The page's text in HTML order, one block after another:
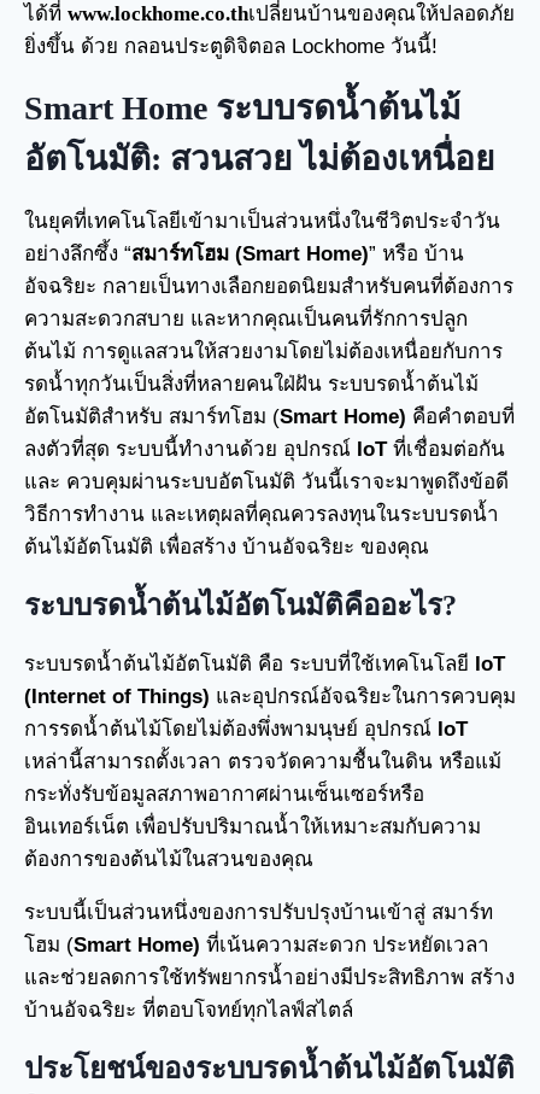
ได้ที่ www.lockhome.co.thเปลี่ยนบ้านของคุณให้ปลอดภัย
ยิ่งขึ้น ด้วย กลอนประตูดิจิตอล Lockhome วันนี้!
Smart Home ระบบรดน้ำต้นไม้
อัตโนมัติ: สวนสวย ไม่ต้องเหนื่อย
ในยุคที่เทคโนโลยีเข้ามาเป็นส่วนหนึ่งในชีวิตประจำวัน
อย่างลึกซึ้ง “สมาร์ทโฮม (Smart Home)” หรือ บ้าน
อัจฉริยะ กลายเป็นทางเลือกยอดนิยมสำหรับคนที่ต้องการ
ความสะดวกสบาย และหากคุณเป็นคนที่รักการปลูก
ต้นไม้ การดูแลสวนให้สวยงามโดยไม่ต้องเหนื่อยกับการ
รดน้ำทุกวันเป็นสิ่งที่หลายคนใฝ่ฝัน ระบบรดน้ำต้นไม้
อัตโนมัติสำหรับ สมาร์ทโฮม (Smart Home) คือคำตอบที่
ลงตัวที่สุด ระบบนี้ทำงานด้วย อุปกรณ์ IoTที่เชื่อมต่อกัน
และ ควบคุมผ่านระบบอัตโนมัติ วันนี้เราจะมาพูดถึงข้อดี
วิธีการทำงาน และเหตุผลที่คุณควรลงทุนในระบบรดน้ำ
ต้นไม้อัตโนมัติ เพื่อสร้าง บ้านอัจฉริยะ ของคุณ
ระบบรดน้ำต้นไม้อัตโนมัติคืออะไร?
ระบบรดน้ำต้นไม้อัตโนมัติ คือ ระบบที่ใช้เทคโนโลยี IoT
(Internet of Things) และอุปกรณ์อัจฉริยะในการควบคุม
การรดน้ำต้นไม้โดยไม่ต้องพึ่งพามนุษย์ อุปกรณ์ IoT
เหล่านี้สามารถตั้งเวลา ตรวจวัดความชื้นในดิน หรือแม้
กระทั่งรับข้อมูลสภาพอากาศผ่านเซ็นเซอร์หรือ
อินเทอร์เน็ต เพื่อปรับปริมาณน้ำให้เหมาะสมกับความ
ต้องการของต้นไม้ในสวนของคุณ
ระบบนี้เป็นส่วนหนึ่งของการปรับปรุงบ้านเข้าสู่ สมาร์ท
โฮม (Smart Home) ที่เน้นความสะดวก ประหยัดเวลา
และช่วยลดการใช้ทรัพยากรน้ำอย่างมีประสิทธิภาพ สร้าง
บ้านอัจฉริยะ ที่ตอบโจทย์ทุกไลฟ์สไตล์
ประโยชน์ของระบบรดน้ำต้นไม้อัตโนมัติ